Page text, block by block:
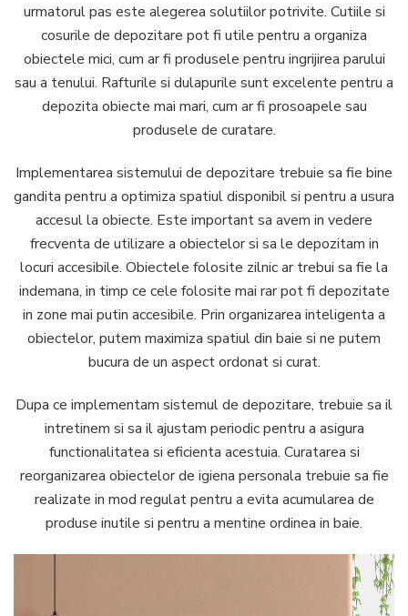
urmatorul pas este alegerea solutiilor potrivite. Cutiile si
cosurile de depozitare pot fi utile pentru a organiza
obiectele mici, cum ar fi produsele pentru ingrijirea parului
sau a tenului. Rafturile si dulapurile sunt excelente pentru a
depozita obiecte mai mari, cum ar fi prosoapele sau
produsele de curatare.
Implementarea sistemului de depozitare trebuie sa fie bine
gandita pentru a optimiza spatiul disponibil si pentru a usura
accesul la obiecte. Este important sa avem in vedere
frecventa de utilizare a obiectelor si sa le depozitam in
locuri accesibile. Obiectele folosite zilnic ar trebui sa fie la
indemana, in timp ce cele folosite mai rar pot fi depozitate
in zone mai putin accesibile. Prin organizarea inteligenta a
obiectelor, putem maximiza spatiul din baie si ne putem
bucura de un aspect ordonat si curat.
Dupa ce implementam sistemul de depozitare, trebuie sa il
intretinem si sa il ajustam periodic pentru a asigura
functionalitatea si eficienta acestuia. Curatarea si
reorganizarea obiectelor de igiena personala trebuie sa fie
realizate in mod regulat pentru a evita acumularea de
produse inutile si pentru a mentine ordinea in baie.